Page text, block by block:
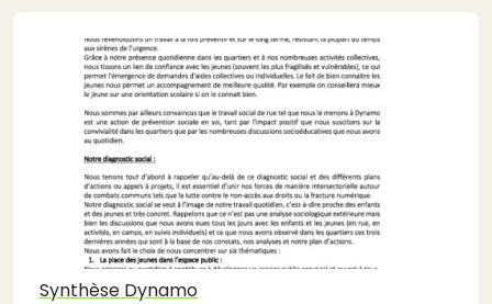
Synthèse Dynamo